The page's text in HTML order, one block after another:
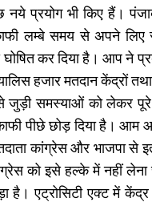
प्रयोग भी किए हैं।
लम्बे समय से अपने
घोषित कर दिया है। आप ने
हजार मतदान केंद्रों
समस्याओं को लेकर पूरे
पीछे छोड़ दिया है। आम
कांग्रेस और भाजपा
को इसे हल्के में नहीं लेना
है। एट्रोसिटी एक्ट में